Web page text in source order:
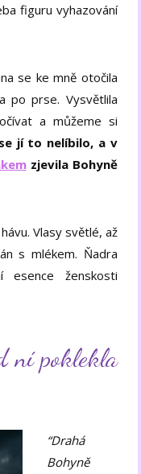
figuru vyhazování
se ke mně otočila
po prse. Vysvětlila
a můžeme si
jí to nelíbilo, a v
zjevila Bohyně
Vlasy světlé, až
s mlékem. Ňadra
ženskosti
ní poklekla
“Drahá
Bohyně